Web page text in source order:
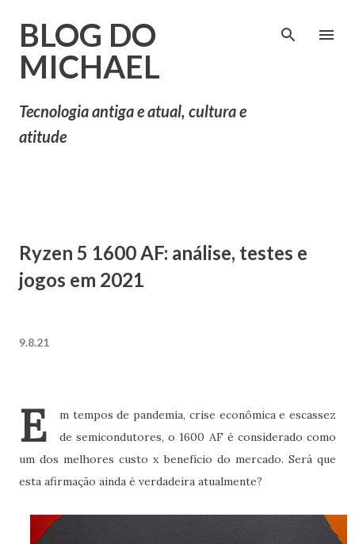
BLOG DO
MICHAEL
Tecnologia antiga e atual, cultura e
atitude
Ryzen 5 1600 AF: análise, testes e
jogos em 2021
9.8.21
E
m tempos de pandemia, crise econômica e escassez
de semicondutores, o 1600 AF é considerado como
um dos melhores custo x benefício do mercado. Será que
esta afirmação ainda é verdadeira atualmente?